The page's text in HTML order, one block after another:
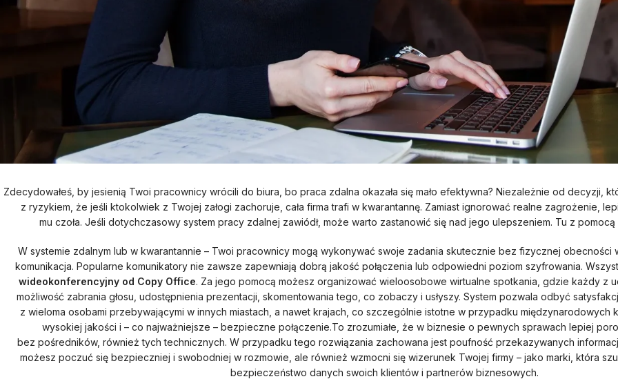
Zdecydowałeś, by jesienią Twoi pracownicy wrócili do biura, bo praca zdalna okazała się mało efektywna? Niezależnie od decyzji,
z ryzykiem, że jeśli ktokolwiek z Twojej załogi zachoruje, cała firma trafi w kwarantannę. Zamiast ignorować realne zagrożenie,
mu czoła. Jeśli dotychczasowy system pracy zdalnej zawiódł, może warto zastanowić się nad jego ulepszeniem. Tu z
W systemie zdalnym lub w kwarantannie – Twoi pracownicy mogą wykonywać swoje zadania skutecznie bez fizycznej obecności
komunikacja. Popularne komunikatory nie zawsze zapewniają dobrą jakość połączenia lub odpowiedni poziom szyfrowania.
wideokonferencyjny od Copy Office. Za jego pomocą możesz organizować wieloosobowe wirtualne spotkania, gdzie każdy z
możliwość zabrania głosu, udostępnienia prezentacji, skomentowania tego, co zobaczy i usłyszy. System pozwala odbyć
z wieloma osobami przebywającymi w innych miastach, a nawet krajach, co szczególnie istotne w przypadku międzynarodowych
wysokiej jakości i – co najważniejsze – bezpieczne połączenie.To zrozumiałe, że w biznesie o pewnych sprawach lepiej
bez pośredników, również tych technicznych. W przypadku tego rozwiązania zachowana jest poufność przekazywanych
możesz poczuć się bezpieczniej i swobodniej w rozmowie, ale również wzmocni się wizerunek Twojej firmy – jako marki, która
bezpieczeństwo danych swoich klientów i partnerów biznesowych.